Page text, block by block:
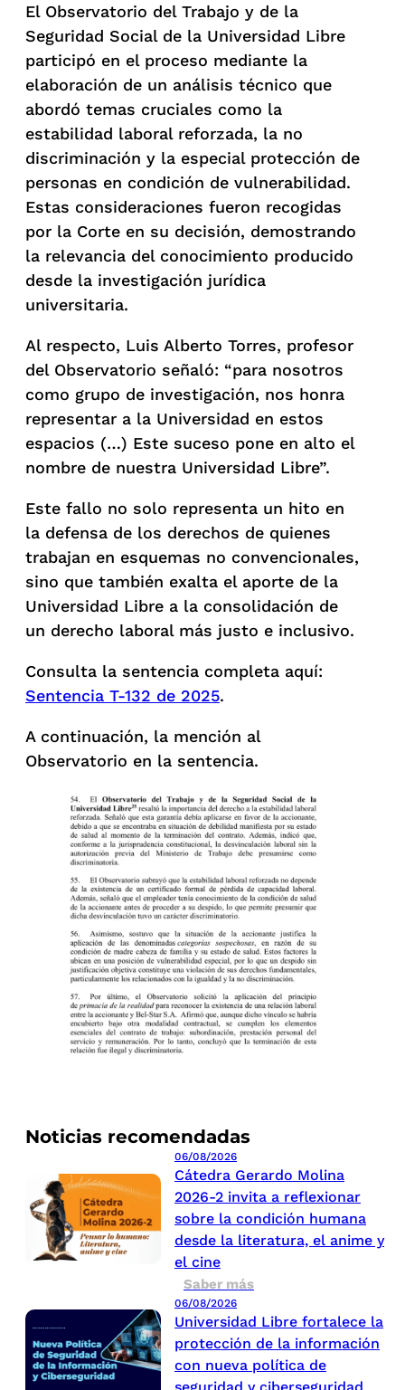
Noticias recomendadas
06/08/2026
Cátedra Gerardo Molina
2026-2 invita a reflexionar
sobre la condición humana
desde la literatura, el anime y
el cine
Saber más
06/08/2026
Universidad Libre fortalece la
protección de la información
con nueva política de
El Observatorio del Trabajo y de la
Seguridad Social de la Universidad Libre
participó en el proceso mediante la
elaboración de un análisis técnico que
abordó temas cruciales como la
estabilidad laboral reforzada, la no
discriminación y la especial protección de
personas en condición de vulnerabilidad.
Estas consideraciones fueron recogidas
por la Corte en su decisión, demostrando
la relevancia del conocimiento producido
desde la investigación jurídica
universitaria.
Al respecto, Luis Alberto Torres, profesor
del Observatorio señaló: “para nosotros
como grupo de investigación, nos honra
representar a la Universidad en estos
espacios (…) Este suceso pone en alto el
nombre de nuestra Universidad Libre”.
Este fallo no solo representa un hito en
la defensa de los derechos de quienes
trabajan en esquemas no convencionales,
sino que también exalta el aporte de la
Universidad Libre a la consolidación de
un derecho laboral más justo e inclusivo.
Consulta la sentencia completa aquí:
Sentencia T-132 de 2025.
A continuación, la mención al
Observatorio en la sentencia.